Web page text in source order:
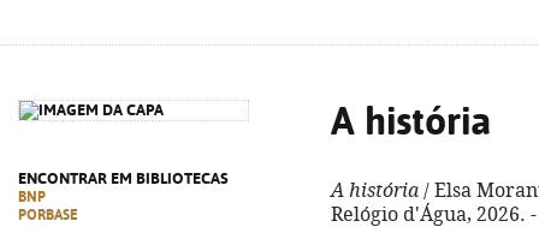
ENCONTRAR EM BIBLIOTECAS
BNP
PORBASE
A história
A história / Elsa
Relógio d'Água, 2026.